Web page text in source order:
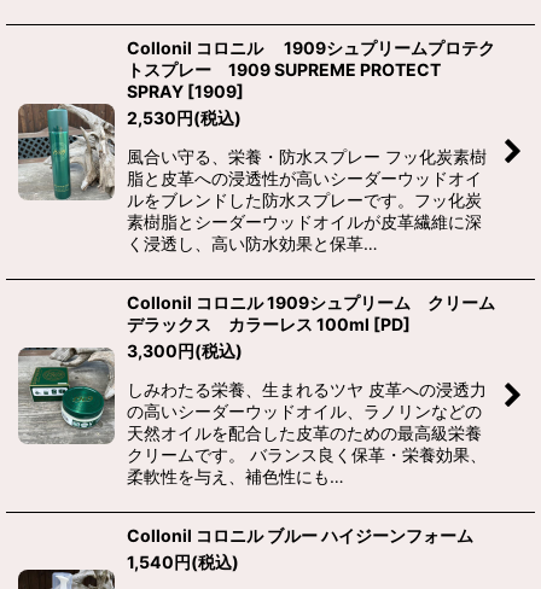
Collonil コロニル 1909シュプリームプロテク
トスプレー 1909 SUPREME PROTECT
SPRAY [1909]
2,530円(税込)
風合い守る、栄養・防水スプレー フッ化炭素樹
脂と皮革への浸透性が高いシーダーウッドオイ
ルをブレンドした防水スプレーです。フッ化炭
素樹脂とシーダーウッドオイルが皮革繊維に深
く浸透し、高い防水効果と保革…
Collonil コロニル 1909シュプリーム クリーム
デラックス カラーレス 100ml [PD]
3,300円(税込)
しみわたる栄養、生まれるツヤ 皮革への浸透力
の高いシーダーウッドオイル、ラノリンなどの
天然オイルを配合した皮革のための最高級栄養
クリームです。 バランス良く保革・栄養効果、
柔軟性を与え、補色性にも…
Collonil コロニル ブルー ハイジーンフォーム
1,540円(税込)